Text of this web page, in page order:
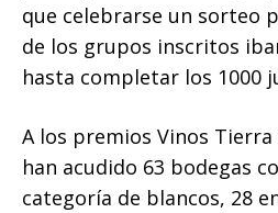
que celebrarse un sorteo
de los grupos inscritos
hasta completar los 1000
A los premios Vinos
han acudido 63 bodegas
categoría de blancos, 28